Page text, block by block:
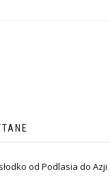
od Podlasia do